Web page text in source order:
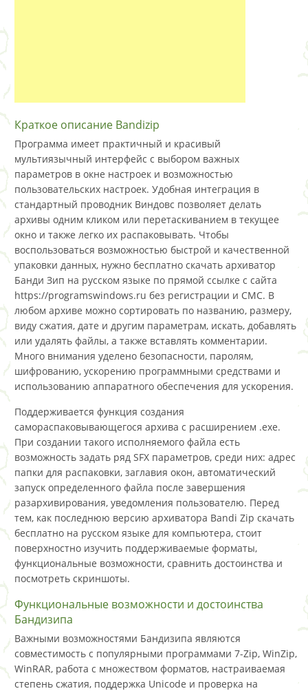
Краткое описание Bandizip
Программа имеет практичный и красивый
мультиязычный интерфейс с выбором важных
параметров в окне настроек и возможностью
пользовательских настроек. Удобная интеграция в
стандартный проводник Виндовс позволяет делать
архивы одним кликом или перетаскиванием в текущее
окно и также легко их распаковывать. Чтобы
воспользоваться возможностью быстрой и качественной
упаковки данных, нужно бесплатно скачать архиватор
Банди Зип на русском языке по прямой ссылке с сайта
https://programswindows.ru без регистрации и СМС. В
любом архиве можно сортировать по названию, размеру,
виду сжатия, дате и другим параметрам, искать, добавлять
или удалять файлы, а также вставлять комментарии.
Много внимания уделено безопасности, паролям,
шифрованию, ускорению программными средствами и
использованию аппаратного обеспечения для ускорения.
Поддерживается функция создания
самораспаковывающегося архива с расширением .exe.
При создании такого исполняемого файла есть
возможность задать ряд SFX параметров, среди них: адрес
папки для распаковки, заглавия окон, автоматический
запуск определенного файла после завершения
разархивирования, уведомления пользователю. Перед
тем, как последнюю версию архиватора Bandi Zip скачать
бесплатно на русском языке для компьютера, стоит
поверхностно изучить поддерживаемые форматы,
функциональные возможности, сравнить достоинства и
посмотреть скриншоты.
Функциональные возможности и достоинства
Бандизипа
Важными возможностями Бандизипа являются
совместимость с популярными программами 7-Zip, WinZip,
WinRAR, работа с множеством форматов, настраиваемая
степень сжатия, поддержка Unicode и проверка на